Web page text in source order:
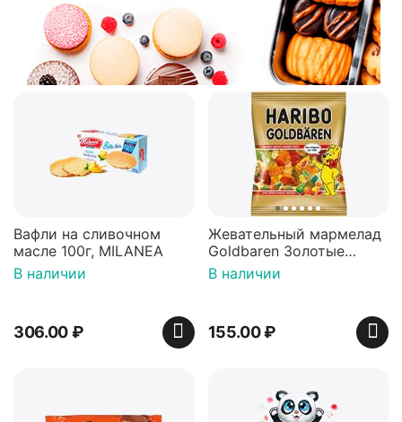
Вафли на сливочном
масле 100г, MILANEA
В наличии
306.00₽
Жевательный мармелад
Goldbaren Золотые
мишки 100г, Германия
В наличии
155.00₽